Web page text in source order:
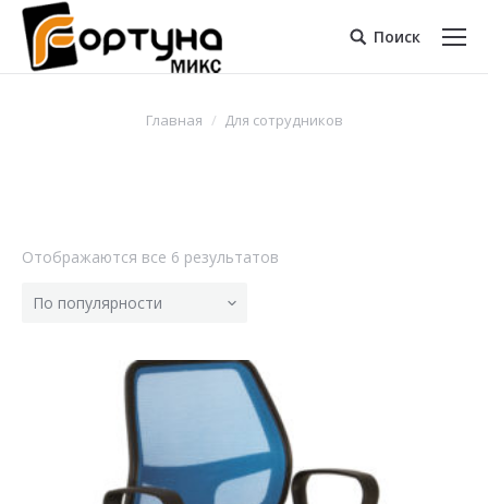
Поиск
Главная Для сотрудников
Отображаются все 6 результатов
По популярности